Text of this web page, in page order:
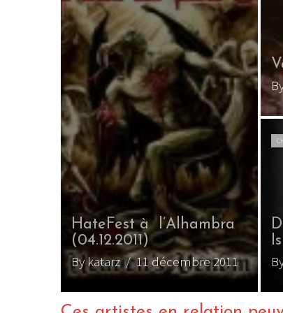
HateFest à l’Alhambra
(04.12.2011)
By katarz/ 11 décembre 2011